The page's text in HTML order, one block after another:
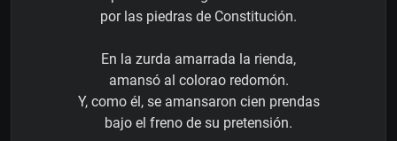
por las piedras de Constitución.
En la zurda amarrada la rienda,
amansó al colorao redomón.
Y, como él, se amansaron cien prendas
bajo el freno de su pretensión.